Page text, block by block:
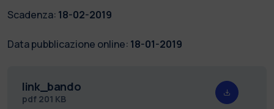
Scadenza: 18-02-2019
Data pubblicazione online: 18-01-2019
link_bando
pdf 201 KB